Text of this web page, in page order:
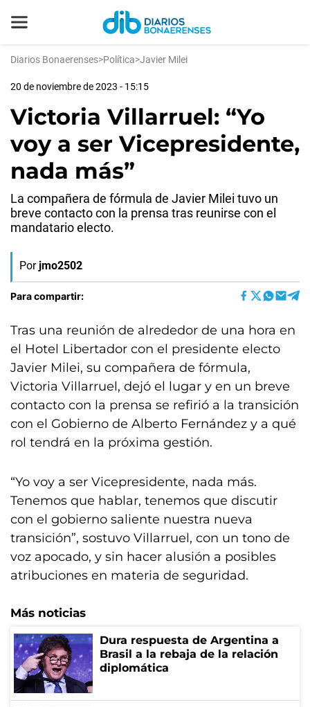
Diarios Bonaerenses>Política>Javier Milei
20 de noviembre de 2023 - 15:15
Victoria Villarruel: “Yo
voy a ser Vicepresidente,
nada más”
La compañera de fórmula de Javier Milei tuvo un
breve contacto con la prensa tras reunirse con el
mandatario electo.
Por jmo2502
Para compartir:
Tras una reunión de alrededor de una hora en
el Hotel Libertador con el presidente electo
Javier Milei, su compañera de fórmula,
Victoria Villarruel, dejó el lugar y en un breve
contacto con la prensa se refirió a la transición
con el Gobierno de Alberto Fernández y a qué
rol tendrá en la próxima gestión.
“Yo voy a ser Vicepresidente, nada más.
Tenemos que hablar, tenemos que discutir
con el gobierno saliente nuestra nueva
transición”, sostuvo Villarruel, con un tono de
voz apocado, y sin hacer alusión a posibles
atribuciones en materia de seguridad.
Más noticias
Dura respuesta de Argentina a
Brasil a la rebaja de la relación
diplomática